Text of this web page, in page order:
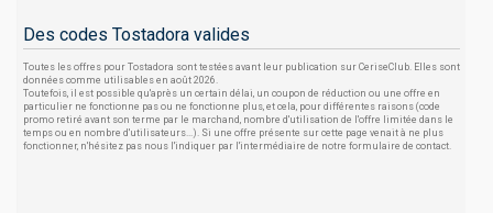
Des codes Tostadora valides
Toutes les offres pour Tostadora sont testées avant leur publication sur CeriseClub. Elles sont
données comme utilisables en août 2026.
Toutefois, il est possible qu'après un certain délai, un coupon de réduction ou une offre en
particulier ne fonctionne pas ou ne fonctionne plus, et cela, pour différentes raisons (code
promo retiré avant son terme par le marchand, nombre d'utilisation de l'offre limitée dans le
temps ou en nombre d'utilisateurs...). Si une offre présente sur cette page venait à ne plus
fonctionner, n'hésitez pas nous l'indiquer par l'intermédiaire de notre formulaire de contact.